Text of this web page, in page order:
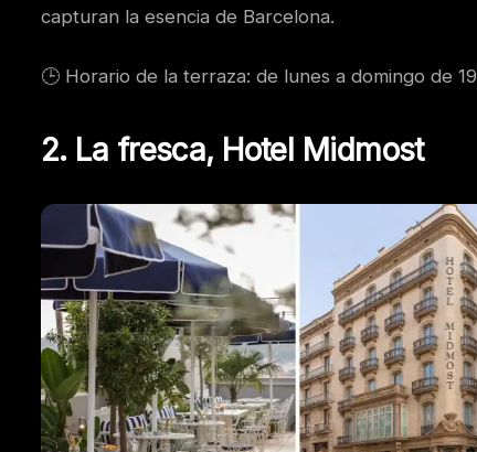
capturan la esencia de Barcelona.
🕒 Horario de la terraza: de lunes a domingo de
2. La fresca, Hotel Midmost